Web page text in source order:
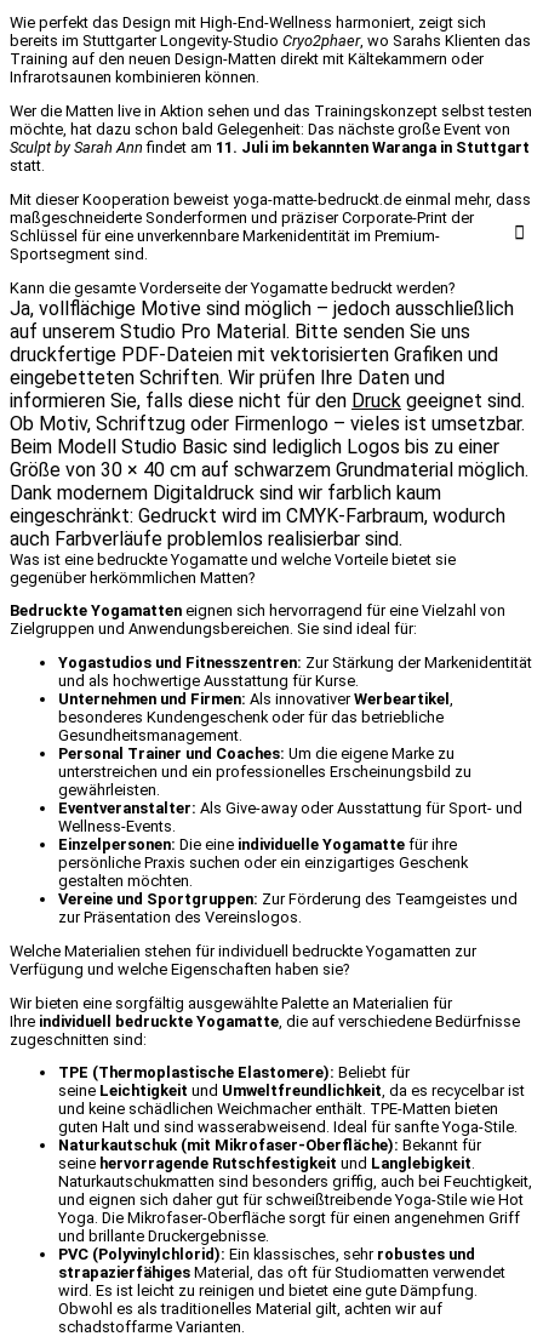
Wie perfekt das Design mit High-End-Wellness harmoniert, zeigt sich
bereits im Stuttgarter Longevity-Studio Cryo2phaer, wo Sarahs Klienten das
Training auf den neuen Design-Matten direkt mit Kältekammern oder
Infrarotsaunen kombinieren können.
Wer die Matten live in Aktion sehen und das Trainingskonzept selbst testen
möchte, hat dazu schon bald Gelegenheit: Das nächste große Event von
Sculpt by Sarah Ann findet am 11. Juli im bekannten Waranga in Stuttgart
statt.
Mit dieser Kooperation beweist yoga-matte-bedruckt.de einmal mehr, dass
maßgeschneiderte Sonderformen und präziser Corporate-Print der
Schlüssel für eine unverkennbare Markenidentität im Premium-
Sportsegment sind.
Kann die gesamte Vorderseite der Yogamatte bedruckt werden?
Ja, vollflächige Motive sind möglich – jedoch ausschließlich
auf unserem Studio Pro Material. Bitte senden Sie uns
druckfertige PDF-Dateien mit vektorisierten Grafiken und
eingebetteten Schriften. Wir prüfen Ihre Daten und
informieren Sie, falls diese nicht für den Druck geeignet sind.
Ob Motiv, Schriftzug oder Firmenlogo – vieles ist umsetzbar.
Beim Modell Studio Basic sind lediglich Logos bis zu einer
Größe von 30 × 40 cm auf schwarzem Grundmaterial möglich.
Dank modernem Digitaldruck sind wir farblich kaum
eingeschränkt: Gedruckt wird im CMYK-Farbraum, wodurch
auch Farbverläufe problemlos realisierbar sind.
Was ist eine bedruckte Yogamatte und welche Vorteile bietet sie
gegenüber herkömmlichen Matten?
Bedruckte Yogamatten eignen sich hervorragend für eine Vielzahl von
Zielgruppen und Anwendungsbereichen. Sie sind ideal für:
Yogastudios und Fitnesszentren: Zur Stärkung der Markenidentität
und als hochwertige Ausstattung für Kurse.
Unternehmen und Firmen: Als innovativer Werbeartikel ,
besonderes Kundengeschenk oder für das betriebliche
Gesundheitsmanagement.
Personal Trainer und Coaches: Um die eigene Marke zu
unterstreichen und ein professionelles Erscheinungsbild zu
gewährleisten.
Eventveranstalter: Als Give-away oder Ausstattung für Sport- und
Wellness-Events.
Einzelpersonen: Die eine individuelle Yogamatte für ihre
persönliche Praxis suchen oder ein einzigartiges Geschenk
gestalten möchten.
Vereine und Sportgruppen: Zur Förderung des Teamgeistes und
zur Präsentation des Vereinslogos.
Welche Materialien stehen für individuell bedruckte Yogamatten zur
Verfügung und welche Eigenschaften haben sie?
Wir bieten eine sorgfältig ausgewählte Palette an Materialien für
Ihre individuell bedruckte Yogamatte , die auf verschiedene Bedürfnisse
zugeschnitten sind:
TPE (Thermoplastische Elastomere): Beliebt für
seine Leichtigkeit und Umweltfreundlichkeit, da es recycelbar ist
und keine schädlichen Weichmacher enthält. TPE-Matten bieten
guten Halt und sind wasserabweisend. Ideal für sanfte Yoga-Stile.
Naturkautschuk (mit Mikrofaser-Oberfläche): Bekannt für
seine hervorragende Rutschfestigkeit und Langlebigkeit.
Naturkautschukmatten sind besonders griffig, auch bei Feuchtigkeit,
und eignen sich daher gut für schweißtreibende Yoga-Stile wie Hot
Yoga. Die Mikrofaser-Oberfläche sorgt für einen angenehmen Griff
und brillante Druckergebnisse.
PVC (Polyvinylchlorid): Ein klassisches, sehr robustes und
strapazierfähiges Material, das oft für Studiomatten verwendet
wird. Es ist leicht zu reinigen und bietet eine gute Dämpfung.
Obwohl es als traditionelles Material gilt, achten wir auf
schadstoffarme Varianten.